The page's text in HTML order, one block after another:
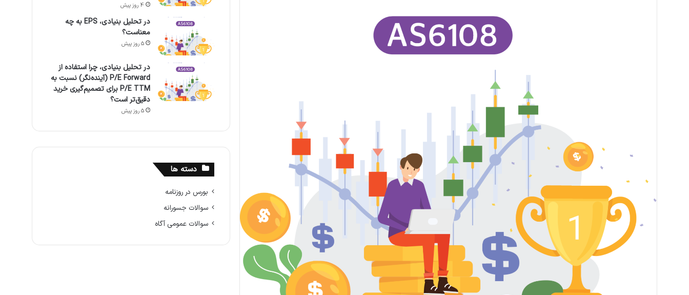
4 روز پیش
در تحلیل بنیادی، EPS به چه
معناست؟
5 روز پیش
در تحلیل بنیادی، چرا استفاده از
P/E Forward (آینده‌نگر) نسبت به
P/E TTM برای تصمیم‌گیری خرید
دقیق‌تر است؟
5 روز پیش
دسته ها
بورس در روزنامه
سوالات جسورانه
سوالات عمومی آگاه